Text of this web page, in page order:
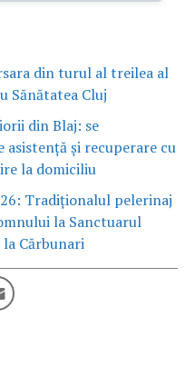
din turul al treilea al
Sănătatea Cluj
din Blaj: se
asistență și recuperare cu
la domiciliu
Tradiționalul pelerinaj
la Sanctuarul
la Cărbunari